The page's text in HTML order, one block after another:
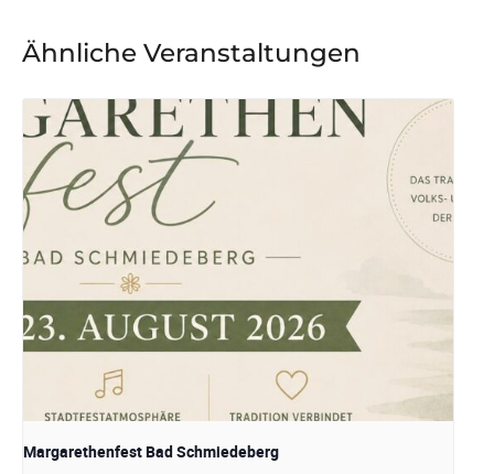
Ähnliche Veranstaltungen
Margarethenfest Bad Schmiedeberg